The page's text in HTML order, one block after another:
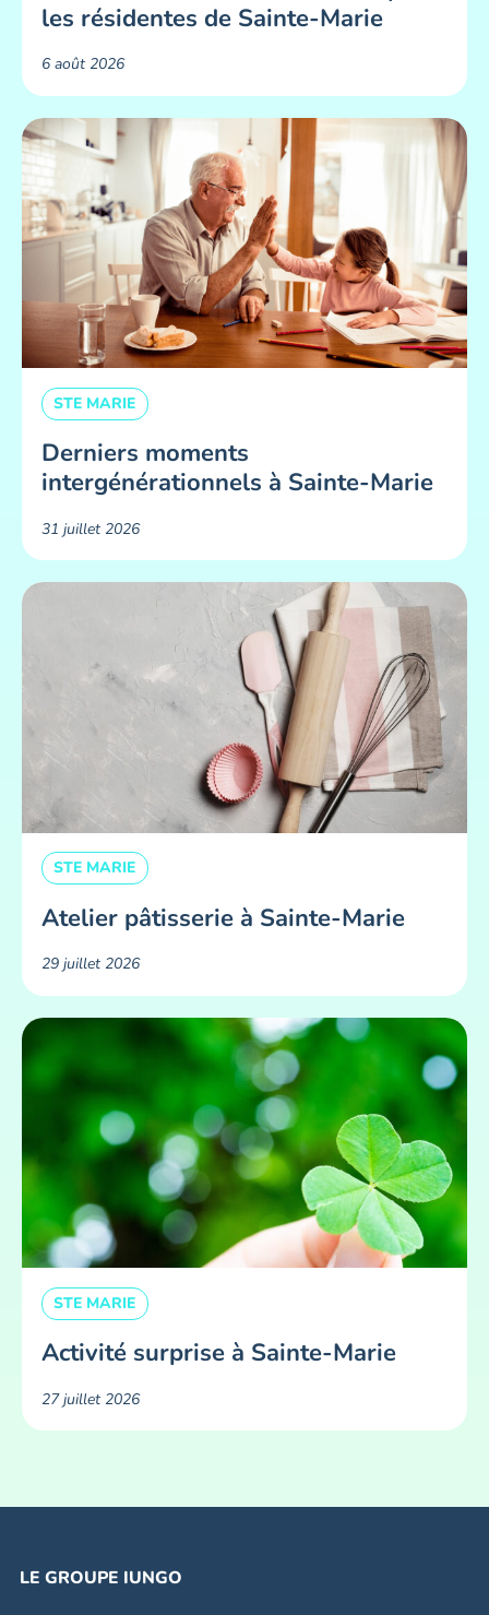
les résidentes de Sainte-Marie ​
6 août 2026
STE MARIE
Derniers moments
intergénérationnels à Sainte-Marie
31 juillet 2026
STE MARIE
Atelier pâtisserie à Sainte-Marie
29 juillet 2026
STE MARIE
Activité surprise à Sainte-Marie
27 juillet 2026
LE GROUPE IUNGO